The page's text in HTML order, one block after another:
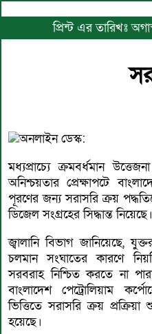
প্রিন্ট এর তারিখঃ
অনলাইন ডেস্ক:
মধ্যপ্রাচ্যে ক্রমবর্ধমান
অনিশ্চয়তার প্রেক্ষাপটে
পূরণের জন্য সরাসরি ক্রয়
ডিজেল সংগ্রহের সিদ্ধান্ত নিয়েছে।
জ্বালানি বিভাগ জানিয়েছে,
চলমান সংঘাতের কারণে
সরবরাহ নিশ্চিত করতে না
বাংলাদেশ পেট্রোলিয়াম
ভিত্তিতে সরাসরি ক্রয়
হয়েছে।